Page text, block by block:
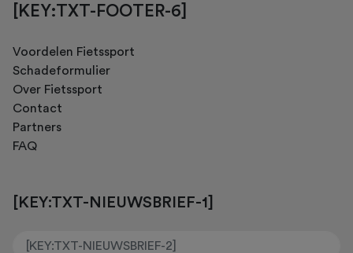
[KEY:TXT-FOOTER-6]
Voordelen Fietssport
Schadeformulier
Over Fietssport
Contact
Partners
FAQ
[KEY:TXT-NIEUWSBRIEF-1]